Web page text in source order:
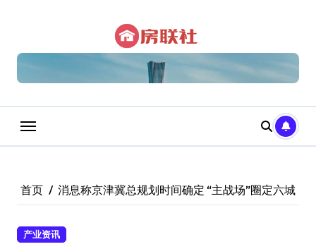
首页 消息称京津冀总规划时间确定 “主战场”圈定六城
产业资讯